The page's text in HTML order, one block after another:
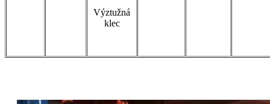
Výztužná
klec